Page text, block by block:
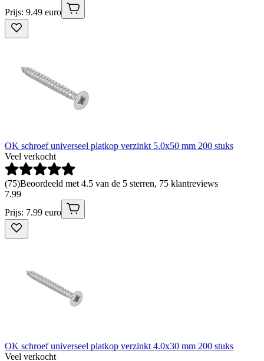
Prijs: 9.49 euro
OK schroef universeel platkop verzinkt 5.0x50 mm 200 stuks
Veel verkocht
(75)Beoordeeld met 4.5 van de 5 sterren, 75 klantreviews
7.99
Prijs: 7.99 euro
OK schroef universeel platkop verzinkt 4.0x30 mm 200 stuks
Veel verkocht